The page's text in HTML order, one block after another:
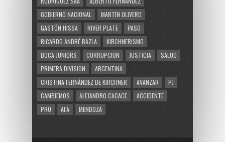
GOBIERNO NACIONAL
MARTÍN OLIVERO
GASTÓN HISSA
RIVER PLATE
PASO
RICARDO ANDRÉ BAZLA
KIRCHNERISMO
BOCA JUNIORS
CORRUPCION JUSTICIA
SALUD
PRIMERA DIVISION
ARGENTINA
CRISTINA FERNÁNDEZ DE KIRCHNER
AVANZAR
PJ
CAMBIEMOS
ALEJANDRO CACACE
ACCIDENTE
PRO
AFA MENDOZA